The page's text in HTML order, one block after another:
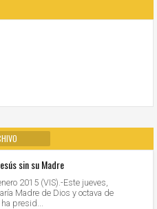
sin su Madre
2015 (VIS).-Este jueves,
Madre de Dios y octava de
presid...